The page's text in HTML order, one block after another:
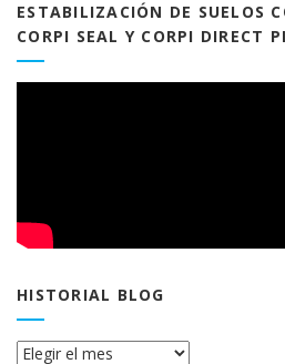
ESTABILIZACIÓN DE SUELOS
CORPI SEAL Y CORPI DIRECT
HISTORIAL BLOG
Historial